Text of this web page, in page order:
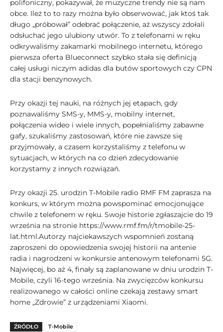
polifoniczny, pokazywał, że muzyczne trendy nie są nam
obce. Ileż to to razy można było obserwować, jak ktoś tak
długo „próbował” odebrać połączenie, aż wszyscy zdołali
odsłuchać jego ulubiony utwór. To z telefonami w ręku
odkrywaliśmy zakamarki mobilnego internetu, którego
pierwsza oferta Blueconnect szybko stała się definicją
całej usługi niczym adidas dla butów sportowych czy CPN
dla stacji benzynowych.
Przy okazji tej nauki, na różnych jej etapach, gdy
poznawaliśmy SMS-y, MMS-y, mobilny internet,
połączenia wideo i wiele innych, popełnialiśmy zabawne
gafy, szukaliśmy zastosowań, które nie zawsze się
przyjmowały, a czasem korzystaliśmy z telefonu w
sytuacjach, w których na co dzień zdecydowanie
korzystamy z innych rozwiązań.
Przy okazji 25. urodzin T-Mobile radio RMF FM zaprasza na
konkurs, w którym można powspominać emocjonujące
chwile z telefonem w ręku. Swoje historie zgłaszajcie do 19
września na stronie https://www.rmf.fm/r/tmobile-25-
lat.html.Autorzy najciekawszych wspomnień zostaną
zaproszeni do opowiedzenia swojej historii na antenie
radia i nagrodzeni w konkursie antenowym telefonami 5G.
Najwięcej, bo aż 4, finały są zaplanowane w dniu urodzin T-
Mobile, czyli 16-tego września. Na zwycięzców konkursu
realizowanego w całości online czekają zestawy smart
home „Zdrowie” z urządzeniami Xiaomi.
ŹRÓDŁO T-Mobile